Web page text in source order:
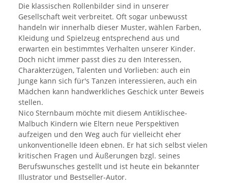
Die klassischen Rollenbilder sind in unserer
Gesellschaft weit verbreitet. Oft sogar unbewusst
handeln wir innerhalb dieser Muster, wählen Farben,
Kleidung und Spielzeug entsprechend aus und
erwarten ein bestimmtes Verhalten unserer Kinder.
Doch nicht immer passt dies zu den Interessen,
Charakterzügen, Talenten und Vorlieben: auch ein
Junge kann sich für's Tanzen interessieren, auch ein
Mädchen kann handwerkliches Geschick unter Beweis
stellen.
Nico Sternbaum möchte mit diesem Antiklischee-
Malbuch Kindern wie Eltern neue Perspektiven
aufzeigen und den Weg auch für vielleicht eher
unkonventionelle Ideen ebnen. Er hat sich selbst vielen
kritischen Fragen und Äußerungen bzgl. seines
Berufswunsches gestellt und ist heute ein bekannter
Illustrator und Bestseller-Autor.